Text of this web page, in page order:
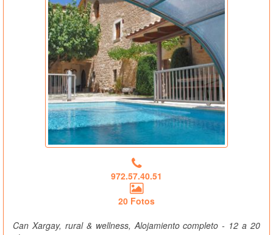
972.57.40.51
20 Fotos
Can Xargay, rural & wellness, Alojamiento completo - 12 a 20